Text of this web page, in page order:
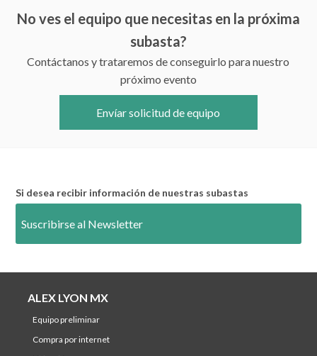
No ves el equipo que necesitas en la próxima
subasta?
Contáctanos y trataremos de conseguirlo para nuestro
próximo evento
Envíar solicitud de equipo
Si desea recibir información de nuestras subastas
Suscribirse al Newsletter
ALEX LYON MX
equipo preliminar
compra por internet